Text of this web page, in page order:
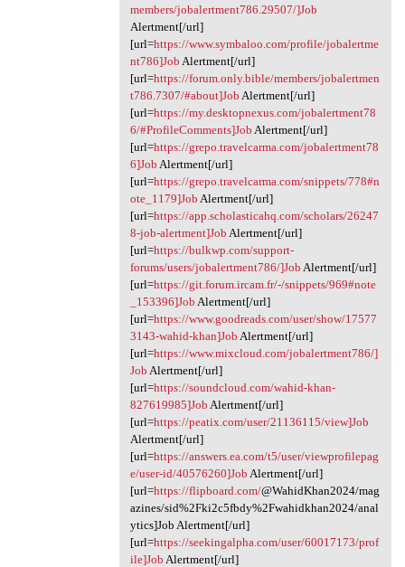
members/jobalertment786.29507/]Job
Alertment[/url]
[url=https://www.symbaloo.com/profile/jobalertme
nt786]Job Alertment[/url]
[url=https://forum.only.bible/members/jobalertmen
t786.7307/#about]Job Alertment[/url]
[url=https://my.desktopnexus.com/jobalertment78
6/#ProfileComments]Job Alertment[/url]
[url=https://grepo.travelcarma.com/jobalertment78
6]Job Alertment[/url]
[url=https://grepo.travelcarma.com/snippets/778#n
ote_1179]Job Alertment[/url]
[url=https://app.scholasticahq.com/scholars/26247
8-job-alertment]Job Alertment[/url]
[url=https://bulkwp.com/support-
forums/users/jobalertment786/]Job Alertment[/url]
[url=https://git.forum.ircam.fr/-/snippets/969#note
_153396]Job Alertment[/url]
[url=https://www.goodreads.com/user/show/17577
3143-wahid-khan]Job Alertment[/url]
[url=https://www.mixcloud.com/jobalertment786/]
Job Alertment[/url]
[url=https://soundcloud.com/wahid-khan-
827619985]Job Alertment[/url]
[url=https://peatix.com/user/21136115/view]Job
Alertment[/url]
[url=https://answers.ea.com/t5/user/viewprofilepag
e/user-id/40576260]Job Alertment[/url]
[url=https://flipboard.com/@WahidKhan2024/mag
azines/sid%2Fki2c5fbdy%2Fwahidkhan2024/anal
ytics]Job Alertment[/url]
[url=https://seekingalpha.com/user/60017173/prof
ile]Job Alertment[/url]